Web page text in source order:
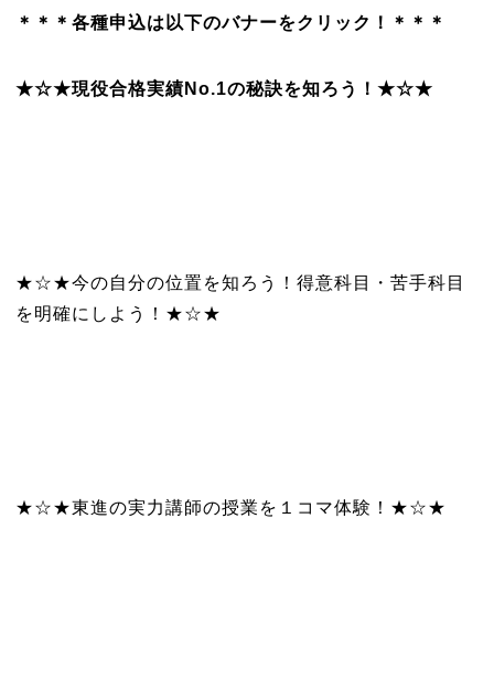
＊＊＊各種申込は以下のバナーをクリック！＊＊＊
★☆★現役合格実績No.1の秘訣を知ろう！★☆★
★☆★今の自分の位置を知ろう！得意科目・苦手科目
を明確にしよう！★☆★
★☆★東進の実力講師の授業を１コマ体験！★☆★